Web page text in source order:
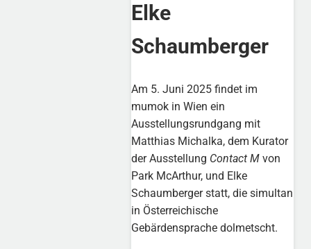
Elke
Schaumberger
Am 5. Juni 2025 findet im
mumok in Wien ein
Ausstellungsrundgang mit
Matthias Michalka, dem Kurator
der Ausstellung Contact Mvon
Park McArthur, und Elke
Schaumberger statt, die simultan
in Österreichische
Gebärdensprache dolmetscht.